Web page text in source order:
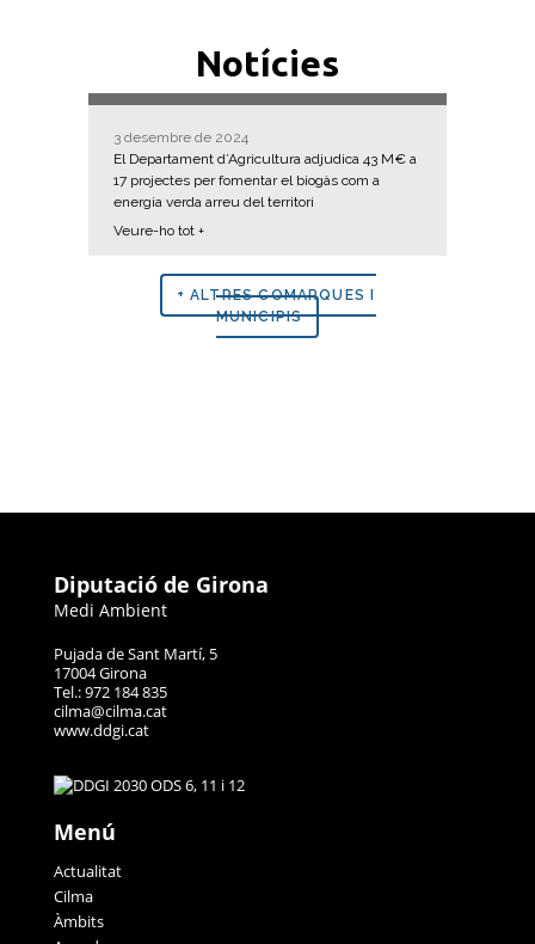
Notícies
3 desembre de 2024
El Departament d’Agricultura adjudica 43 M€ a
17 projectes per fomentar el biogàs com a
energia verda arreu del territori
Veure-ho tot +
+ ALTRES COMARQUES I
MUNICIPIS
Diputació de Girona
Medi Ambient
Pujada de Sant Martí, 5
17004 Girona
Tel.: 972 184 835
cilma@cilma.cat
www.ddgi.cat
Menú
Actualitat
Cilma
Àmbits